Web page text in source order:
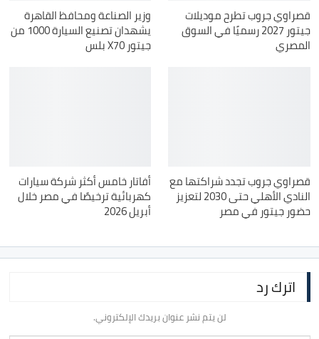
قصراوي جروب تطرح موديلات
جيتور 2027 رسميًا في السوق
المصري
وزير الصناعة ومحافظ القاهرة
يشهدان تصنيع السيارة 1000 من
جيتور X70 بلس
قصراوي جروب تجدد شراكتها مع
النادي الأهلي حتى 2030 لتعزيز
حضور جيتور في مصر
أفاتار خامس أكثر شركة سيارات
كهربائية ترخيصًا في مصر خلال
أبريل 2026
اترك رد
لن يتم نشر عنوان بريدك الإلكتروني.